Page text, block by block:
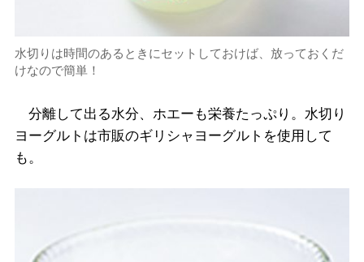
水切りは時間のあるときにセットしておけば、放っておくだ
けなので簡単！
分離して出る水分、ホエーも栄養たっぷり。水切り
ヨーグルトは市販のギリシャヨーグルトを使用して
も。